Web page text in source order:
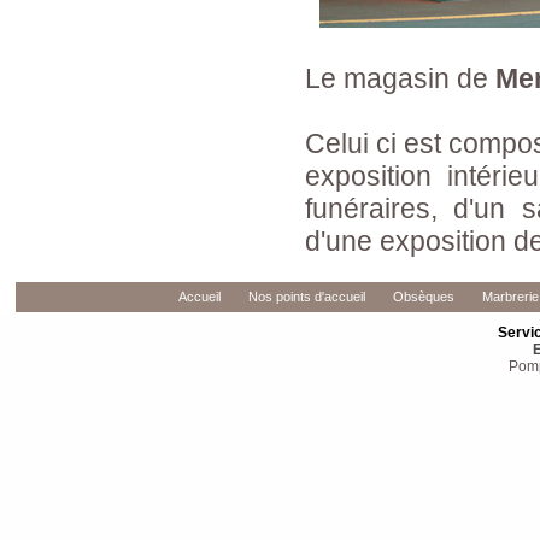
Le magasin de
Celui ci est
exposition
funéraires, d'un
d'une exposition
Accueil Nos points d'accueil Obsèques Marbrerie